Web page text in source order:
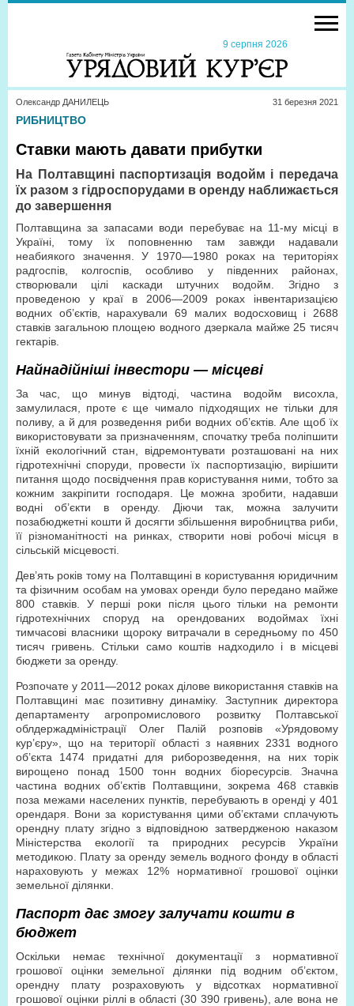
9 серпня 2026
Олександр ДАНИЛЕЦЬ 31 березня 2021
РИБНИЦТВО
Ставки мають давати прибутки
На Полтавщині паспортизація водойм і передача
їх разом з гідроспорудами в оренду наближається
до завершення
Полтавщина за запасами води перебуває на 11-му місці в
Україні, тому їх поповненню там завжди надавали
неабиякого значення. У 1970—1980 роках на територіях
радгоспів, колгоспів, особливо у південних районах,
створювали цілі каскади штучних водойм. Згідно з
проведеною у краї в 2006—2009 роках інвентаризацією
водних об’єктів, нарахували 69 малих водосховищ і 2688
ставків загальною площею водного дзеркала майже 25 тисяч
гектарів.
Найнадійніші інвестори — місцеві
За час, що минув відтоді, частина водойм висохла,
замулилася, проте є ще чимало підходящих не тільки для
поливу, а й для розведення риби водних об’єктів. Але щоб їх
використовувати за призначенням, спочатку треба поліпшити
їхній екологічний стан, відремонтувати розташовані на них
гідротехнічні споруди, провести їх паспортизацію, вирішити
питання щодо посвідчення прав користування ними, тобто за
кожним закріпити господаря. Це можна зробити, надавши
водні об’єкти в оренду. Діючи так, можна залучити
позабюджетні кошти й досягти збільшення виробництва риби,
її різноманітності на ринках, створити нові робочі місця в
сільській місцевості.
Дев’ять років тому на Полтавщині в користування юридичним
та фізичним особам на умовах оренди було передано майже
800 ставків. У перші роки після цього тільки на ремонти
гідротехнічних споруд на орендованих водоймах їхні
тимчасові власники щороку витрачали в середньому по 450
тисяч гривень. Стільки само коштів надходило і в місцеві
бюджети за оренду.
Розпочате у 2011—2012 роках ділове використання ставків на
Полтавщині має позитивну динаміку. Заступник директора
департаменту агропромислового розвитку Полтавської
облдержадміністрації Олег Палій розповів «Урядовому
кур’єру», що на території області з наявних 2331 водного
об’єкта 1474 придатні для риборозведення, на них торік
вирощено понад 1500 тонн водних біоресурсів. Значна
частина водних об’єктів Полтавщини, зокрема 468 ставків
поза межами населених пунктів, перебувають в оренді у 401
орендаря. Вони за користування цими об’єктами сплачують
орендну плату згідно з відповідною затвердженою наказом
Міністерства екології та природних ресурсів України
методикою. Плату за оренду земель водного фонду в області
нараховують у межах 12% нормативної грошової оцінки
земельної ділянки.
Паспорт дає змогу залучати кошти в
бюджет
Оскільки немає технічної документації з нормативної
грошової оцінки земельної ділянки під водним об’єктом,
орендну плату розраховують у відсотках нормативної
грошової оцінки ріллі в області (30 390 гривень), але вона не